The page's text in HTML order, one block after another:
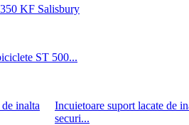
KF Salisbury
ST 500...
Incuietoare suport lacate de
securi...